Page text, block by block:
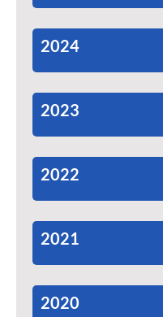
2024
2023
2022
2021
2020